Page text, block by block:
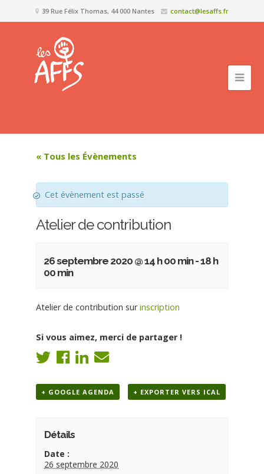
39 Rue Félix Thomas, 44 000 Nantes contact@lesaffs.fr
« Tous les Évènements
Cet évènement est passé
Atelier de contribution
26 septembre 2020 @ 14 h 00 min-18 h
00 min
Atelier de contribution surinscription
Si vous aimez, merci de partager !
+ GOOGLE AGENDA + EXPORTER VERS ICAL
Détails
Date :
26 septembre 2020